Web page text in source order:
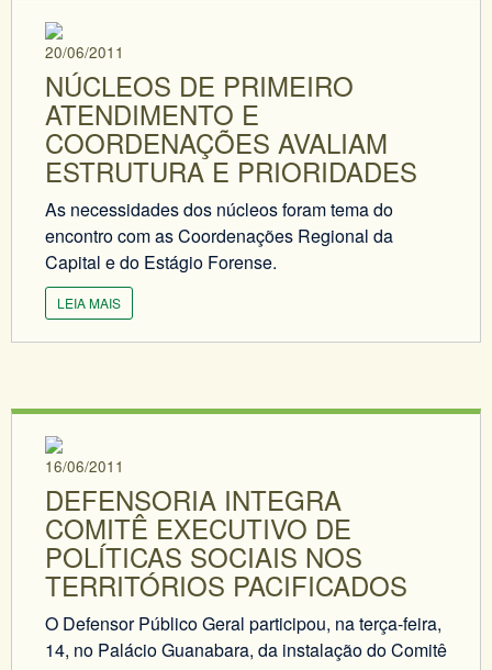
20/06/2011
NÚCLEOS DE PRIMEIRO
ATENDIMENTO E
COORDENAÇÕES AVALIAM
ESTRUTURA E PRIORIDADES
As necessidades dos núcleos foram tema do
encontro com as Coordenações Regional da
Capital e do Estágio Forense.
LEIA MAIS
16/06/2011
DEFENSORIA INTEGRA
COMITÊ EXECUTIVO DE
POLÍTICAS SOCIAIS NOS
TERRITÓRIOS PACIFICADOS
O Defensor Público Geral participou, na terça-feira,
14, no Palácio Guanabara, da instalação do Comitê